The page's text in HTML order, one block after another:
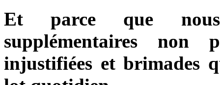
Et parce que nous
supplémentaires non
injustifiées et brimades